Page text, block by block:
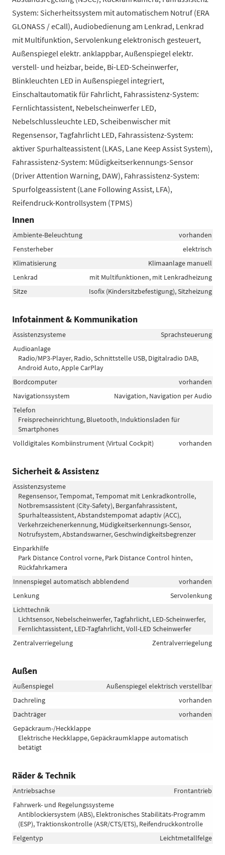
System: Sicherheitssystem mit automatischem Notruf (ERA
GLONASS / eCall), Audiobedienung am Lenkrad, Lenkrad
mit Multifunktion, Servolenkung elektronisch gesteuert,
Außenspiegel elektr. anklappbar, Außenspiegel elektr.
verstell- und heizbar, beide, Bi-LED-Scheinwerfer,
Blinkleuchten LED in Außenspiegel integriert,
Einschaltautomatik für Fahrlicht, Fahrassistenz-System:
Fernlichtassistent, Nebelscheinwerfer LED,
Nebelschlussleuchte LED, Scheibenwischer mit
Regensensor, Tagfahrlicht LED, Fahrassistenz-System:
aktiver Spurhalteassistent (LKAS, Lane Keep Assist System),
Fahrassistenz-System: Müdigkeitserkennungs-Sensor
(Driver Attention Warning, DAW), Fahrassistenz-System:
Spurfolgeassistent (Lane Following Assist, LFA),
Reifendruck-Kontrollsystem (TPMS)
Innen
Ambiente-Beleuchtung
vorhanden
Fensterheber
elektrisch
Klimatisierung
Klimaanlage manuell
Lenkrad
mit Multifunktionen, mit Lenkradheizung
Sitze
Isofix (Kindersitzbefestigung), Sitzheizung
Infotainment & Kommunikation
Assistenzsysteme
Sprachsteuerung
Audioanlage
Radio/MP3-Player, Radio, Schnittstelle USB, Digitalradio DAB,
Android Auto, Apple CarPlay
Bordcomputer
vorhanden
Navigationssystem
Navigation, Navigation per Audio
Telefon
Freisprecheinrichtung, Bluetooth, Induktionsladen für
Smartphones
Volldigitales Kombiinstrument (Virtual Cockpit)
vorhanden
Sicherheit & Assistenz
Assistenzsysteme
Regensensor, Tempomat, Tempomat mit Lenkradkontrolle,
Notbremsassistent (City-Safety), Berganfahrassistent,
Spurhalteassistent, Abstandstempomat adaptiv (ACC),
Verkehrzeichenerkennung, Müdigkeitserkennungs-Sensor,
Notrufsystem, Abstandswarner, Geschwindigkeitsbegrenzer
Einparkhilfe
Park Distance Control vorne, Park Distance Control hinten,
Rückfahrkamera
Innenspiegel automatisch abblendend
vorhanden
Lenkung
Servolenkung
Lichttechnik
Lichtsensor, Nebelscheinwerfer, Tagfahrlicht, LED-Scheinwerfer,
Fernlichtassistent, LED-Tagfahrlicht, Voll-LED Scheinwerfer
Zentralverriegelung
Zentralverriegelung
Außen
Außenspiegel
Außenspiegel elektrisch verstellbar
Dachreling
vorhanden
Dachträger
vorhanden
Gepäckraum-/Heckklappe
Elektrische Heckklappe, Gepäckraumklappe automatisch
betätigt
Räder & Technik
Antriebsachse
Frontantrieb
Fahrwerk- und Regelungssysteme
Antiblockiersystem (ABS), Elektronisches Stabilitäts-Programm
(ESP), Traktionskontrolle (ASR/CTS/ETS), Reifendruckkontrolle
Felgentyp
Leichtmetallfelge